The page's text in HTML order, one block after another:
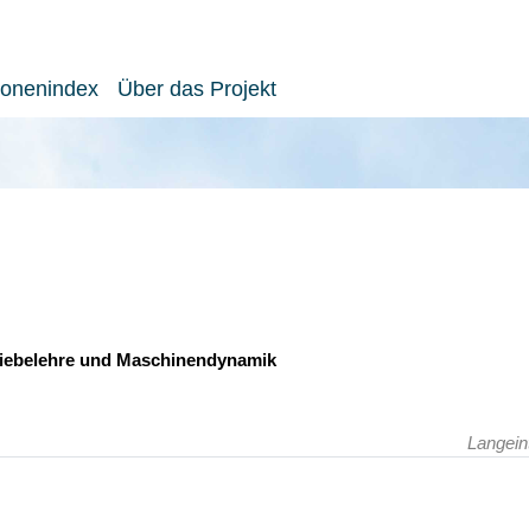
Über das Projekt
und Maschinendynamik